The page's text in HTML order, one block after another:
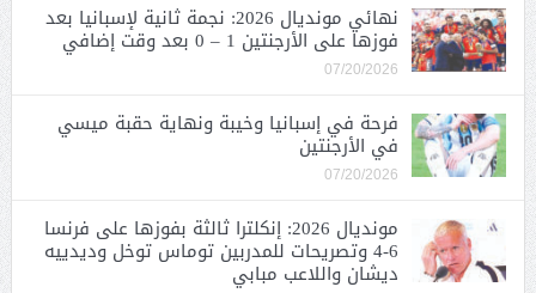
نهائي مونديال 2026: نجمة ثانية لإسبانيا بعد
فوزها على الأرجنتين 1 – 0 بعد وقت إضافي
07/20/2026
فرحة في إسبانيا وخيبة ونهاية حقبة ميسي
في الأرجنتين
07/20/2026
مونديال 2026: إنكلترا ثالثة بفوزها على فرنسا
6-4 وتصريحات للمدربين توماس توخل وديدييه
ديشان واللاعب مبابي